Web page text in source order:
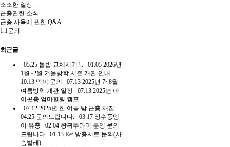
소소한 일상
곤충관련 소식
곤충 사육에 관한 Q&A
1:1문의
최근글
05.25 톱밥 교체시기?.. 01.05 2026년
1월~2월 겨울방학 시즌 개관 안내
10.13 먹이 문의 07.13 2025년 7~8월
여름방학 개관 일정
07.13 2025년 아
이곤충.엄마힐링 캠프
07.12 2025년 한 여름 밤 곤충 채집
04.25 문의드립니다. 03.17 장수풍뎅
이 유충
02.04 왕귀뚜라미 분양 문의
드립니다
01.13 Re: 방충시트 문의(사
슴벌레)